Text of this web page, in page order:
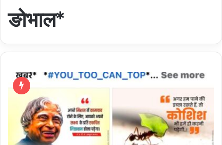
ङोभाल*